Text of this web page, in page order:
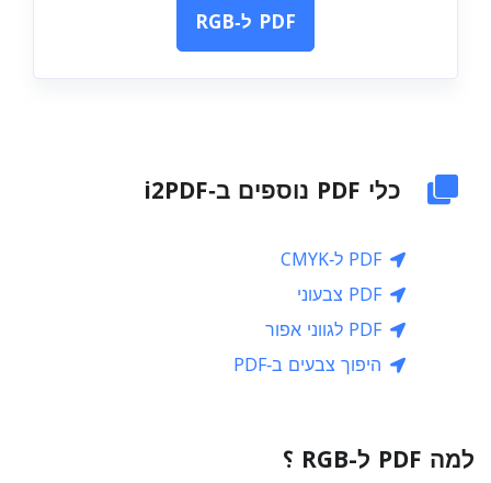
PDF ל‑RGB
כלי PDF נוספים ב‑i2PDF
PDF ל‑CMYK
PDF צבעוני
PDF לגווני אפור
היפוך צבעים ב‑PDF
למה PDF ל-RGB ؟